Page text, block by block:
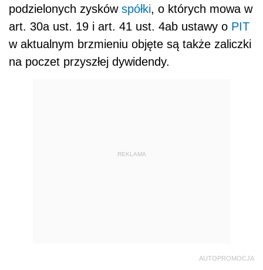
podzielonych zysków spółki, o których mowa w
art. 30a ust. 19 i art. 41 ust. 4ab ustawy o PIT
w aktualnym brzmieniu objęte są także zaliczki
na poczet przyszłej dywidendy.
REKLAMA
AUTOPROMOCJA